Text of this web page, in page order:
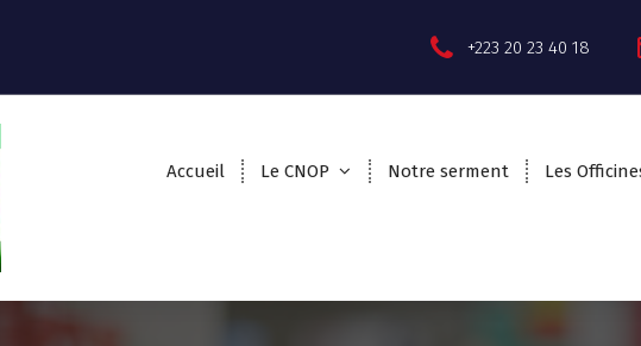
+223 20 23 40 18
Accueil Le CNOP Notre serment Les